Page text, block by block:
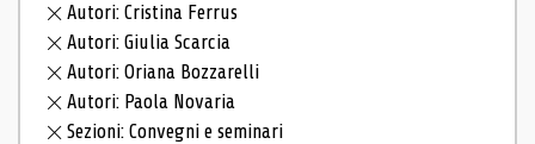
Autori: Cristina Ferrus
Autori: Giulia Scarcia
Autori: Oriana Bozzarelli
Autori: Paola Novaria
Sezioni: Convegni e seminari